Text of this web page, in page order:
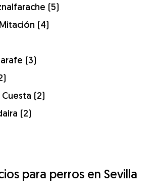
(5)
(4)
(3)
(2)
(2)
para perros en Sevilla